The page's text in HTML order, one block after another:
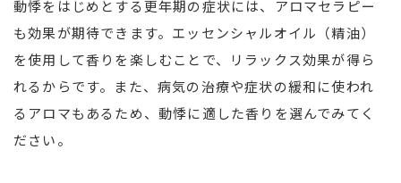
動悸をはじめとする更年期の症状には、アロマセラピー
も効果が期待できます。エッセンシャルオイル（精油）
を使用して香りを楽しむことで、リラックス効果が得ら
れるからです。また、病気の治療や症状の緩和に使われ
るアロマもあるため、動悸に適した香りを選んでみてく
ださい。